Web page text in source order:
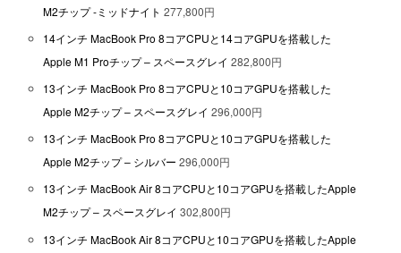
M2チップ -ミッドナイト 277,800円
14インチ MacBook Pro 8コアCPUと14コアGPUを搭載した
Apple M1 Proチップ – スペースグレイ 282,800円
13インチ MacBook Pro 8コアCPUと10コアGPUを搭載した
Apple M2チップ – スペースグレイ 296,000円
13インチ MacBook Pro 8コアCPUと10コアGPUを搭載した
Apple M2チップ – シルバー 296,000円
13インチ MacBook Air 8コアCPUと10コアGPUを搭載したApple
M2チップ – スペースグレイ 302,800円
13インチ MacBook Air 8コアCPUと10コアGPUを搭載したApple